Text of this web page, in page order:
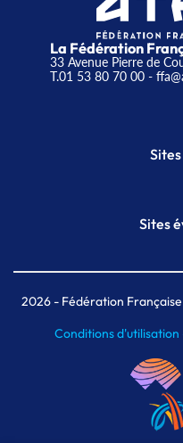
La Fédération
33 Avenue Pierre de
T.01 53 80 70 00-
Sites
Meeting
MAIF
2026- Fédération Française
Conditions d'utilisation